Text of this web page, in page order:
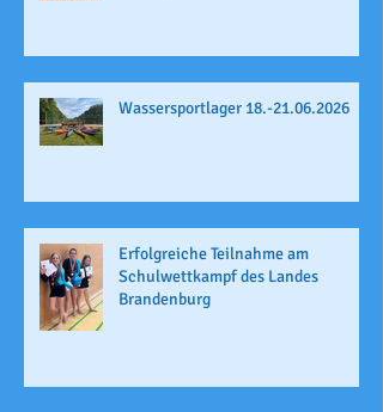
Wassersportlager 18.-21.06.2026
Erfolgreiche Teilnahme am
Schulwettkampf des Landes
Brandenburg